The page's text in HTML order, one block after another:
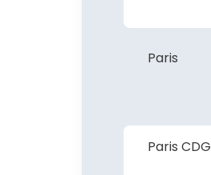
Paris
Paris CDG